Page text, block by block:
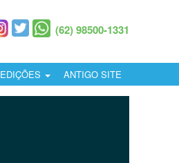
(62) 98500-1331
EDIÇÕES ANTIGO SITE